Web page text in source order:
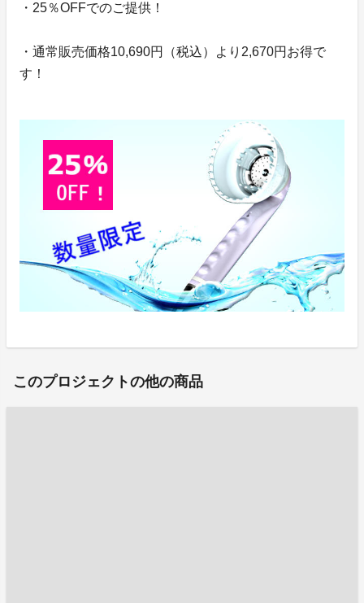
・25％OFFでのご提供！
・通常販売価格10,690円（税込）より2,670円お得で
す！
このプロジェクトの他の商品